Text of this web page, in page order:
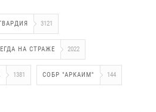
3121
НА СТРАЖЕ 2022
1381 СОБР "АРКАИМ" 144